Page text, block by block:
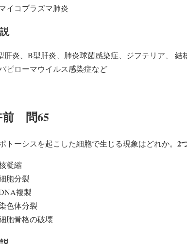
イコプラズマ肺炎
肝炎、B型肝炎、肺炎球菌感染症、ジフテリア、
ピローマウイルス感染症など
前 問65
トーシスを起こした細胞で生じる現象はどれか。 2
凝縮
胞分裂
複製
色体分裂
胞骨格の破壊